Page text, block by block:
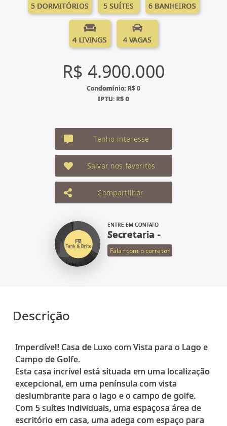
5 DORMITÓRIOS 5 SUÍTES 6 BANHEIROS
4 LIVINGS 4 VAGAS
R$ 4.900.000
Condomínio: R$ 0
IPTU: R$ 0
Tenho interesse
Salvar nos favoritos
Compartilhar
ENTRE EM CONTATO
Secretaria -
Falar com o corretor
Descrição
Imperdível! Casa de Luxo com Vista para o Lago e
Campo de Golfe.
Esta casa incrível está situada em uma localização
excepcional, em uma península com vista
deslumbrante para o lago e o campo de golfe.
Com 5 suítes individuais, uma espaçosa área de
escritório em casa, uma adega com espaço para